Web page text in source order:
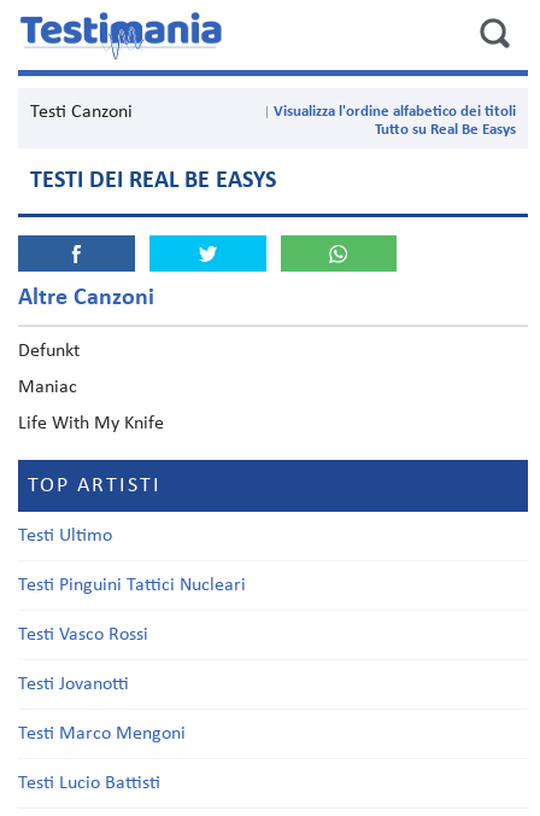
Testi Canzoni
Visualizza l'ordine alfabetico dei titoli
Tutto su Real Be Easys
TESTI DEI REAL BE EASYS
Altre Canzoni
Defunkt
Maniac
Life With My Knife
TOP ARTISTI
Testi Ultimo
Testi Pinguini Tattici Nucleari
Testi Vasco Rossi
Testi Jovanotti
Testi Marco Mengoni
Testi Lucio Battisti